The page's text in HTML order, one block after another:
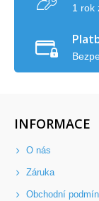
1 rok
INFORMACE
O nás
Záruka
Obchodní